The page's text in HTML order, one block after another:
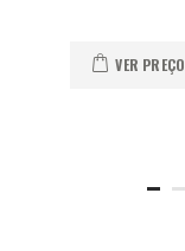
VER PREÇO